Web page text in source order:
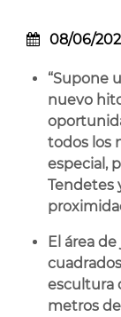
08/06/
“Supone
nuevo
todos los
especial,
Tendetes
El área
escultura
metros